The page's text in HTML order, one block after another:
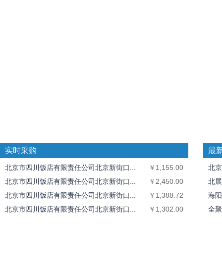
实时采购
北京市四川饭店有限责任公司北京新街口...
￥1,155.00
北京市四川饭店有限责任公司北京新街口...
￥2,450.00
北京市四川饭店有限责任公司北京新街口...
￥1,388.72
北京市四川饭店有限责任公司北京新街口...
￥1,302.00
最
北
北
海
全